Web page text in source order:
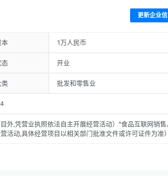
更新企业
本 1万人民币
态 开业
类 批发和零售业
外,凭营业执照依法自主开展经营活动）^食品互联网销售
活动,具体经营项目以相关部门批准文件或许可证件为准）